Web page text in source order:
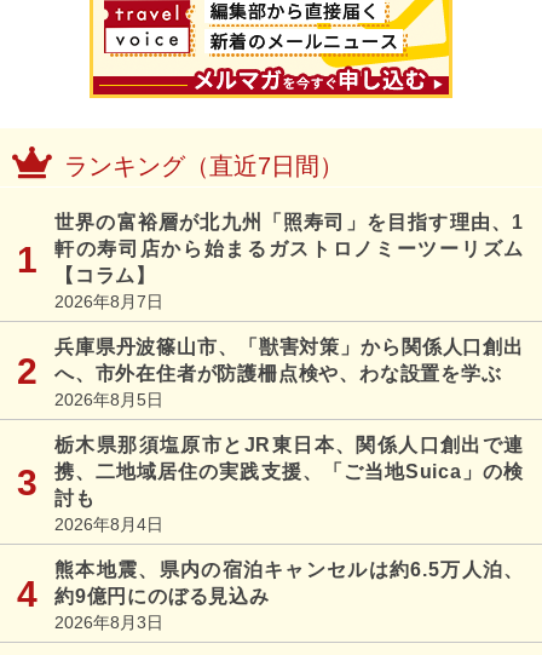
ランキング（直近7日間）
世界の富裕層が北九州「照寿司」を目指す理由、1
軒の寿司店から始まるガストロノミーツーリズム
【コラム】
2026年8月7日
兵庫県丹波篠山市、「獣害対策」から関係人口創出
へ、市外在住者が防護柵点検や、わな設置を学ぶ
2026年8月5日
栃木県那須塩原市とJR東日本、関係人口創出で連
携、二地域居住の実践支援、「ご当地Suica」の検
討も
2026年8月4日
熊本地震、県内の宿泊キャンセルは約6.5万人泊、
約9億円にのぼる見込み
2026年8月3日